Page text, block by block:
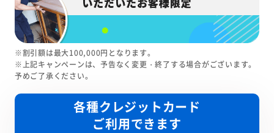
※割引額は最大100,000円となります。
※上記キャンペーンは、予告なく変更・終了する場合がございます。
予めご了承ください。
各種クレジットカード
ご利用できます